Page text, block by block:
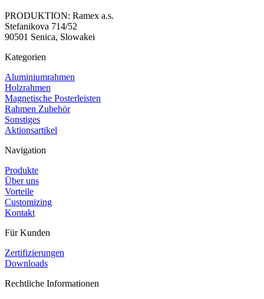
PRODUKTION: Ramex a.s.
Stefanikova 714/52
90501 Senica, Slowakei
Kategorien
Aluminiumrahmen
Holzrahmen
Magnetische Posterleisten
Rahmen Zubehör
Sonstiges
Aktionsartikel
Navigation
Produkte
Über uns
Vorteile
Customizing
Kontakt
Für Kunden
Zertifizierungen
Downloads
Rechtliche Informationen